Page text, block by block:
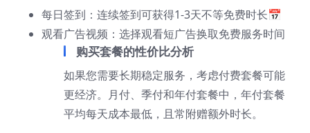
每日签到：连续签到可获得1-3天不等免费时长📅
观看广告视频：选择观看短广告换取免费服务时间
购买套餐的性价比分析
如果您需要长期稳定服务，考虑付费套餐可能
更经济。月付、季付和年付套餐中，年付套餐
平均每天成本最低，且常附赠额外时长。